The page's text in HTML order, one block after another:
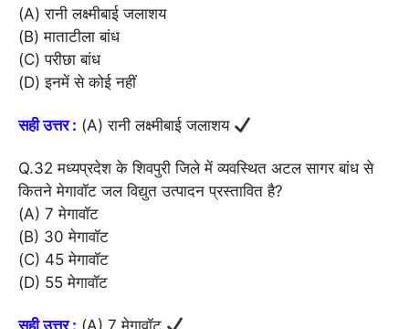
(A) रानी लक्ष्मीबाई जलाशय
(B) माताटीला बांध
(C) परीछा बांध
(D) इनमें से कोई नहीं
सही उत्तर : (A) रानी लक्ष्मीबाई जलाशय
Q.32 मध्यप्रदेश के शिवपुरी जिले में व्यवस्थित अटल सागर बांध से
कितने मेगावॉट जल विद्युत उत्पादन प्रस्तावित है?
(A) 7 मेगावॉट
(B) 30 मेगावॉट
(C) 45 मेगावॉट
(D) 55 मेगावॉट